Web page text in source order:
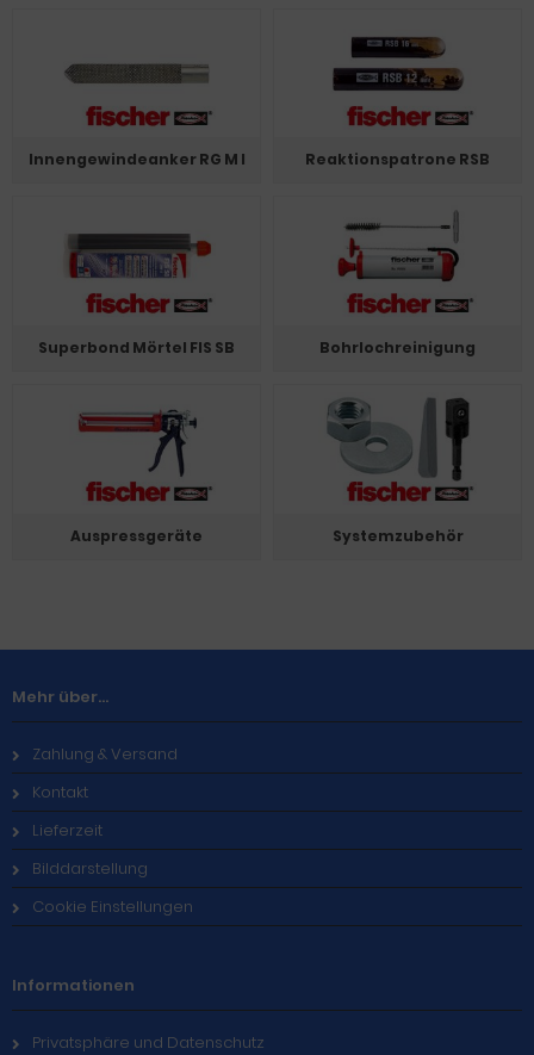
Innengewindeanker RG M I Reaktionspatrone RSB
Superbond Mörtel FIS SB Bohrlochreinigung
Auspressgeräte Systemzubehör
Mehr über...
Zahlung & Versand
Kontakt
Lieferzeit
Bilddarstellung
Cookie Einstellungen
Informationen
Privatsphäre und Datenschutz